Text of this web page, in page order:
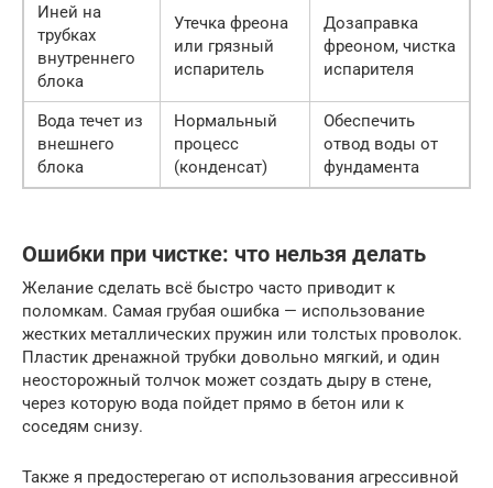
Иней на
трубках
внутреннего
блока
Утечка фреона
или грязный
испаритель
Дозаправка
фреоном, чистка
испарителя
Вода течет из
внешнего
блока
Нормальный
процесс
(конденсат)
Обеспечить
отвод воды от
фундамента
Ошибки при чистке: что нельзя делать
Желание сделать всё быстро часто приводит к
поломкам. Самая грубая ошибка — использование
жестких металлических пружин или толстых проволок.
Пластик дренажной трубки довольно мягкий, и один
неосторожный толчок может создать дыру в стене,
через которую вода пойдет прямо в бетон или к
соседям снизу.
Также я предостерегаю от использования агрессивной